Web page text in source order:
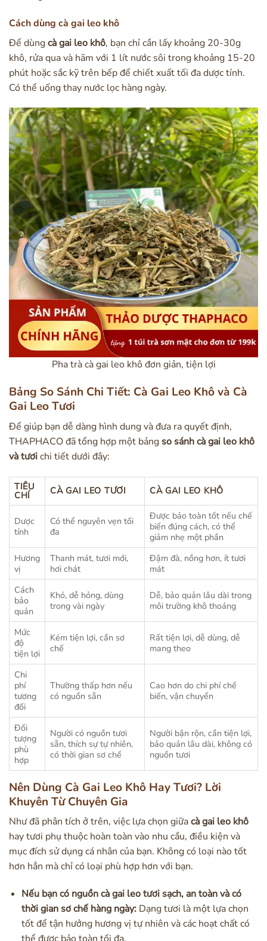
Cách dùng cà gai leo khô
Để dùngcà gai leo khô, bạn chỉ cần lấy khoảng 20-30g
khô, rửa qua và hãm với 1 lít nước sôi trong khoảng 15-20
phút hoặc sắc kỹ trên bếp để chiết xuất tối đa dược tính.
Có thể uống thay nước lọc hàng ngày.
Pha trà cà gai leo khô đơn giản, tiện lợi
Bảng So Sánh Chi Tiết: Cà Gai Leo Khô và Cà
Gai Leo Tươi
Để giúp bạn dễ dàng hình dung và đưa ra quyết định,
THAPHACO đã tổng hợp một bảngso sánh cà gai leo khô
và tươichi tiết dưới đây:
TIÊU
CHÍ CÀ GAI LEO TƯƠI CÀ GAI LEO KHÔ
Dược
tính
Có thể nguyên vẹn tối
đa
Được bảo toàn tốt nếu chế
biến đúng cách, có thể
giảm nhẹ một phần
Hương
vị
Thanh mát, tươi mới,
hơi chát
Đậm đà, nồng hơn, ít tươi
mát
Cách
bảo
quản
Khó, dễ hỏng, dùng
trong vài ngày
Dễ, bảo quản lâu dài trong
môi trường khô thoáng
Mức
độ
tiện lợi
Kém tiện lợi, cần sơ
chế
Rất tiện lợi, dễ dùng, dễ
mang theo
Chi
phí
tương
đối
Thường thấp hơn nếu
có nguồn sẵn
Cao hơn do chi phí chế
biến, vận chuyển
Đối
tượng
phù
hợp
Người có nguồn tươi
sẵn, thích sự tự nhiên,
có thời gian sơ chế
Người bận rộn, cần tiện lợi,
bảo quản lâu dài, không có
nguồn tươi
Nên Dùng Cà Gai Leo Khô Hay Tươi? Lời
Khuyên Từ Chuyên Gia
Như đã phân tích ở trên, việc lựa chọn giữacà gai leo khô
hay tươi phụ thuộc hoàn toàn vào nhu cầu, điều kiện và
mục đích sử dụng cá nhân của bạn. Không có loại nào tốt
hơn hẳn mà chỉ có loại phù hợp hơn với bạn.
Nếu bạn có nguồn cà gai leo tươi sạch, an toàn và có
thời gian sơ chế hàng ngày:Dạng tươi là một lựa chọn
tốt để tận hưởng hương vị tự nhiên và các hoạt chất có